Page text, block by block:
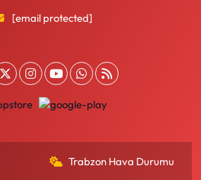
[email protected]
Trabzon Hava Durumu